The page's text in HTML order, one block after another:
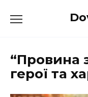
до
“Провина
герої та